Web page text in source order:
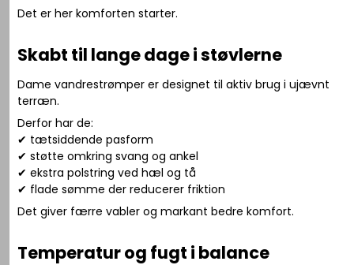
Det er her komforten starter.
Skabt til lange dage i støvlerne
Dame vandrestrømper er designet til aktiv brug i ujævnt
terræn.
Derfor har de:
✔ tætsiddende pasform
✔ støtte omkring svang og ankel
✔ ekstra polstring ved hæl og tå
✔ flade sømme der reducerer friktion
Det giver færre vabler og markant bedre komfort.
Temperatur og fugt i balance